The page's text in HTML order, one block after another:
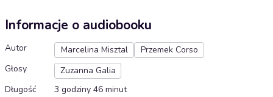
Informacje o audiobooku
Autor Marcelina Misztal
Przemek Corso
Głosy
Zuzanna Galia
Długość
3 godziny 46 minut